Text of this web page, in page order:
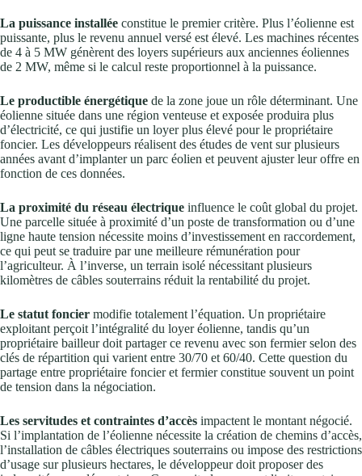
La puissance installée constitue le premier critère. Plus l’éolienne est
puissante, plus le revenu annuel versé est élevé. Les machines récentes
de 4 à 5 MW génèrent des loyers supérieurs aux anciennes éoliennes
de 2 MW, même si le calcul reste proportionnel à la puissance.
Le productible énergétique de la zone joue un rôle déterminant. Une
éolienne située dans une région venteuse et exposée produira plus
d’électricité, ce qui justifie un loyer plus élevé pour le propriétaire
foncier. Les développeurs réalisent des études de vent sur plusieurs
années avant d’implanter un parc éolien et peuvent ajuster leur offre en
fonction de ces données.
La proximité du réseau électrique influence le coût global du projet.
Une parcelle située à proximité d’un poste de transformation ou d’une
ligne haute tension nécessite moins d’investissement en raccordement,
ce qui peut se traduire par une meilleure rémunération pour
l’agriculteur. À l’inverse, un terrain isolé nécessitant plusieurs
kilomètres de câbles souterrains réduit la rentabilité du projet.
Le statut foncier modifie totalement l’équation. Un propriétaire
exploitant perçoit l’intégralité du loyer éolienne, tandis qu’un
propriétaire bailleur doit partager ce revenu avec son fermier selon des
clés de répartition qui varient entre 30/70 et 60/40. Cette question du
partage entre propriétaire foncier et fermier constitue souvent un point
de tension dans la négociation.
Les servitudes et contraintes d’accès impactent le montant négocié.
Si l’implantation de l’éolienne nécessite la création de chemins d’accès,
l’installation de câbles électriques souterrains ou impose des restrictions
d’usage sur plusieurs hectares, le développeur doit proposer des